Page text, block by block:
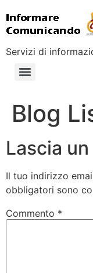
Servizi di
Blog
Lascia
Il tuo indirizzo
obbligatori sono
Commento *